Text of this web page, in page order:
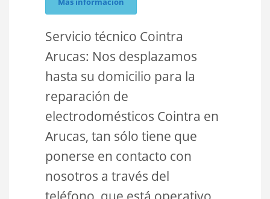
Servicio técnico Cointra
Arucas: Nos desplazamos
hasta su domicilio para la
reparación de
electrodomésticos Cointra en
Arucas, tan sólo tiene que
ponerse en contacto con
nosotros a través del